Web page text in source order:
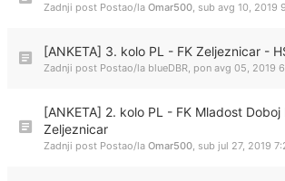
Zadnji post Postao/la Omar500, sub avg 10, 2019
[ANKETA] 3. kolo PL - FK Zeljeznicar -
Zadnji post Postao/la blueDBR, pon avg 05, 2019
[ANKETA] 2. kolo PL - FK Mladost Doboj
Zeljeznicar
Zadnji post Postao/la Omar500, sub jul 27, 2019